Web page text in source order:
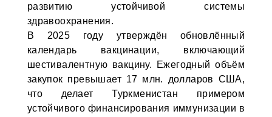
развитию устойчивой системы
здравоохранения.
В 2025 году утверждён обновлённый
календарь вакцинации, включающий
шестивалентную вакцину. Ежегодный объём
закупок превышает 17 млн. долларов США,
что делает Туркменистан примером
устойчивого финансирования иммунизации в